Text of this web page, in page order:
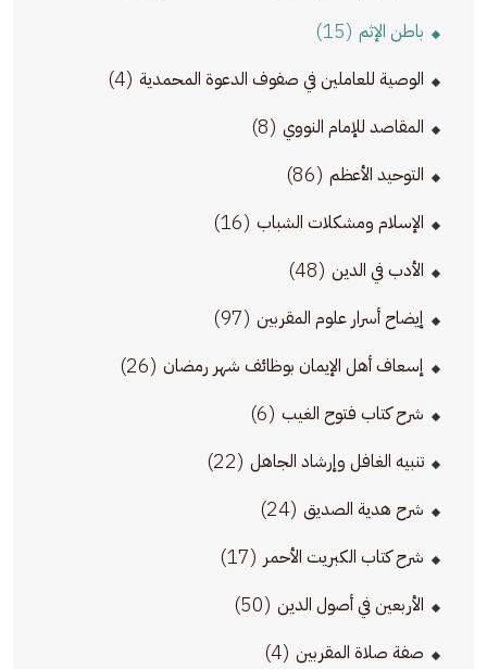
باطن الإثم (15)
الوصية للعاملين في صفوف الدعوة المحمدية (4)
المقاصد للإمام النووي (8)
التوحيد الأعظم (86)
الإسلام ومشكلات الشباب (16)
الأدب في الدين (48)
إيضاح أسرار علوم المقربين (97)
إسعاف أهل الإيمان بوظائف شهر رمضان (26)
شرح كتاب فتوح الغيب (6)
تنبيه الغافل وإرشاد الجاهل (22)
شرح هدية الصديق (24)
شرح كتاب الكبريت الأحمر (17)
الأربعين في أصول الدين (50)
صفة صلاة المقربين (4)